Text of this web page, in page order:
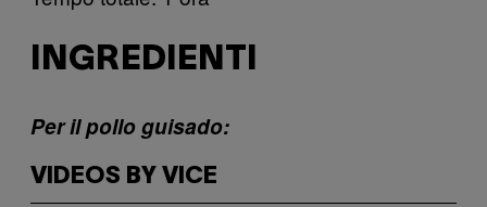
INGREDIENTI
Per il pollo guisado:
VIDEOS BY VICE